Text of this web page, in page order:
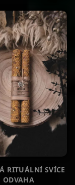
RITUÁLNÍ SVÍCE
ODVAHA